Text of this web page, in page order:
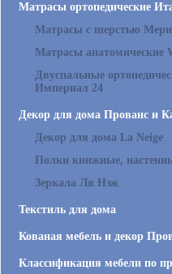
Матрасы ортопедические
Матрасы с шерстью
Матрасы анатомические
Двуспальные
Империал 24
Декор для дома Прованс и
Декор для дома La Neige
Полки книжные,
Зеркала Ля Нэж
Текстиль для дома
Кованая мебель и декор
Классификация мебели по